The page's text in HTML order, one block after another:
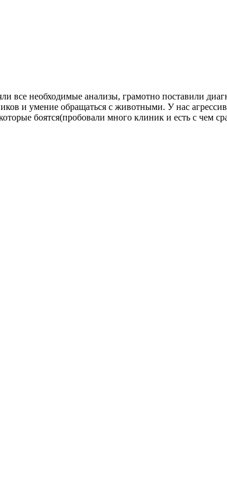
все необходимые анализы, грамотно поставили
и умение обращаться с животными. У нас
боятся(пробовали много клиник и есть с чем